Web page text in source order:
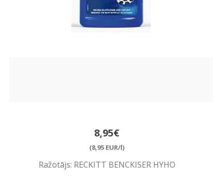
8,95€
(8,95 EUR/l)
Ražotājs: RECKITT BENCKISER HYHO